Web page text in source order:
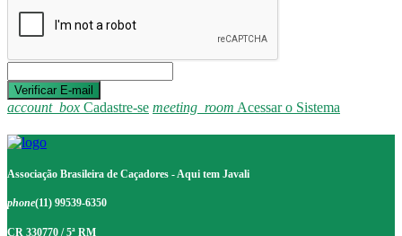
account_box Cadastre-se meeting_room Acessar o Sistema
Associação Brasileira de Caçadores - Aqui tem Javali
phone(11) 99539-6350
CR 330770 / 5ª RM